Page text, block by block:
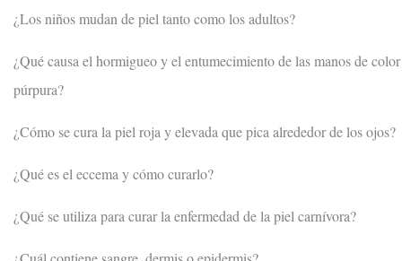
¿Los niños mudan de piel tanto como los adultos?
¿Qué causa el hormigueo y el entumecimiento de las manos de color
púrpura?
¿Cómo se cura la piel roja y elevada que pica alrededor de los ojos?
¿Qué es el eccema y cómo curarlo?
¿Qué se utiliza para curar la enfermedad de la piel carnívora?